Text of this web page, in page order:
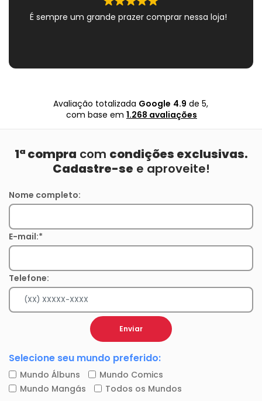
É sempre um grande prazer comprar nessa loja!
Avaliação totalizada Google 4.9 de 5,
com base em 1.268 avaliações